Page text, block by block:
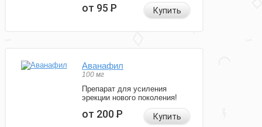
от 95Р Купить
Аванафил
100 мг
Препарат для усиления
эрекции нового поколения!
от 200Р Купить